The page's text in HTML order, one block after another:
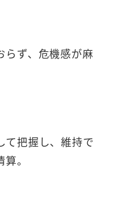
らず、危機感が麻
て把握し、維持で
。